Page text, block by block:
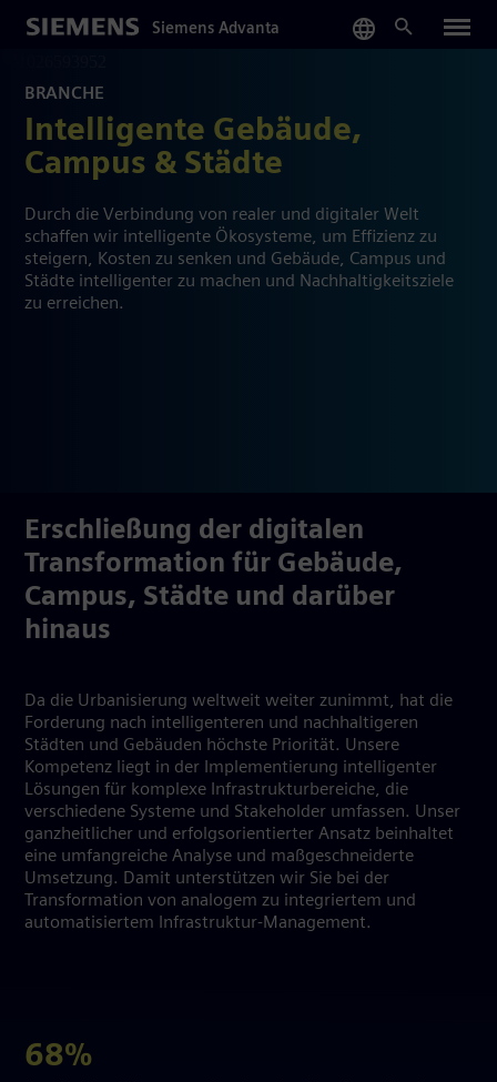
content
Siemens Advanta
BRANCHE
Intelligente Gebäude,
Campus & Städte
Durch die Verbindung von realer und digitaler Welt
schaffen wir intelligente Ökosysteme, um Effizienz zu
steigern, Kosten zu senken und Gebäude, Campus und
Städte intelligenter zu machen und Nachhaltigkeitsziele
zu erreichen.
Erschließung der digitalen
Transformation für Gebäude,
Campus, Städte und darüber
hinaus
Da die Urbanisierung weltweit weiter zunimmt, hat die
Forderung nach intelligenteren und nachhaltigeren
Städten und Gebäuden höchste Priorität. Unsere
Kompetenz liegt in der Implementierung intelligenter
Lösungen für komplexe Infrastrukturbereiche, die
verschiedene Systeme und Stakeholder umfassen. Unser
ganzheitlicher und erfolgsorientierter Ansatz beinhaltet
eine umfangreiche Analyse und maßgeschneiderte
Umsetzung. Damit unterstützen wir Sie bei der
Transformation von analogem zu integriertem und
automatisiertem Infrastruktur-Management.
68%